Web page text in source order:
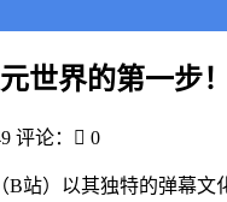
世界的第一步！
评论： 0
站）以其独特的弹幕